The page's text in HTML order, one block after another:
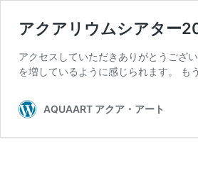
アクアリウムシアタ
アクセスしていただきありがとうござ
を増しているように感じられます。
AQUAART アクア・アート